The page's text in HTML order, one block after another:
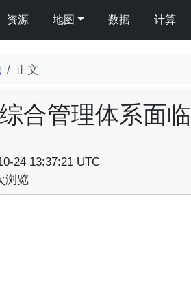
资源 地图 数据 计算
正文
合管理体系面
24 13:37:21 UTC
浏览